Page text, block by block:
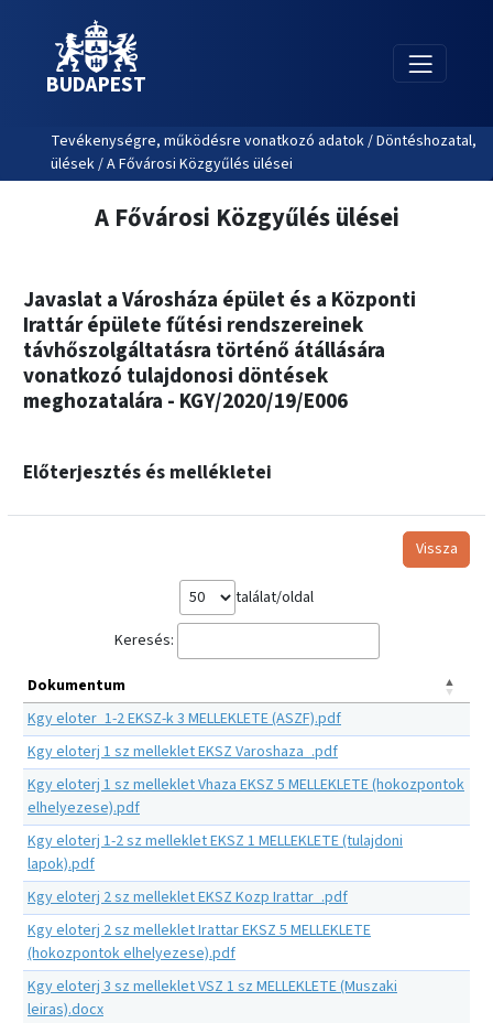
BUDAPEST
Tevékenységre, működésre vonatkozó adatok / Döntéshozatal,
ülések / A Fővárosi Közgyűlés ülései
A Fővárosi Közgyűlés ülései
Javaslat a Városháza épület és a Központi
Irattár épülete fűtési rendszereinek
távhőszolgáltatásra történő átállására
vonatkozó tulajdonosi döntések
meghozatalára - KGY/2020/19/E006
Előterjesztés és mellékletei
Vissza
találat/oldal
Keresés:
Dokumentum
Kgy eloter_1-2 EKSZ-k 3 MELLEKLETE (ASZF).pdf
Kgy eloterj 1 sz melleklet EKSZ Varoshaza_.pdf
Kgy eloterj 1 sz melleklet Vhaza EKSZ 5 MELLEKLETE (hokozpontok
elhelyezese).pdf
Kgy eloterj 1-2 sz melleklet EKSZ 1 MELLEKLETE (tulajdoni
lapok).pdf
Kgy eloterj 2 sz melleklet EKSZ Kozp Irattar_.pdf
Kgy eloterj 2 sz melleklet Irattar EKSZ 5 MELLEKLETE
(hokozpontok elhelyezese).pdf
Kgy eloterj 3 sz melleklet VSZ 1 sz MELLEKLETE (Muszaki
leiras).docx